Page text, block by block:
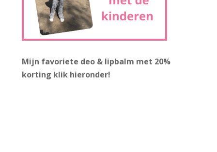
Mijn favoriete deo & lipbalm met 20%
korting klik hieronder!